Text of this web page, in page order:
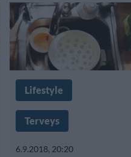
Lifestyle
Terveys
6.9.2018, 20:20